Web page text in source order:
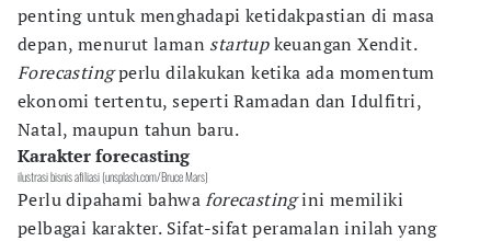
penting untuk menghadapi ketidakpastian di masa
depan, menurut laman startupkeuangan Xendit.
Forecastingperlu dilakukan ketika ada momentum
ekonomi tertentu, seperti Ramadan dan Idulfitri,
Natal, maupun tahun baru.
Karakter forecasting
ilustrasi bisnis afiliasi (unsplash.com/Bruce Mars)
Perlu dipahami bahwaforecastingini memiliki
pelbagai karakter. Sifat-sifat peramalan inilah yang